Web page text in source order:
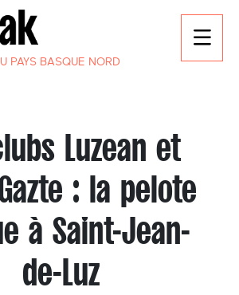
PAYS BASQUE NORD
Luzean et
: la pelote
à Saint-Jean-
de-Luz